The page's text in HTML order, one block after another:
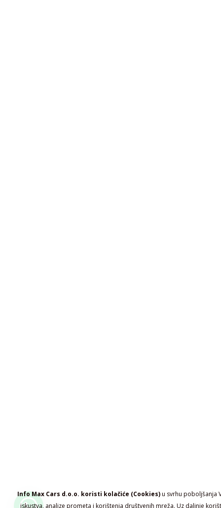
Info Max Cars d.o.o. koristi kolačiće (Cookies)u svrhu poboljšanja
iskustva, analize prometa i korištenja društvenih mreža. Uz daljnje